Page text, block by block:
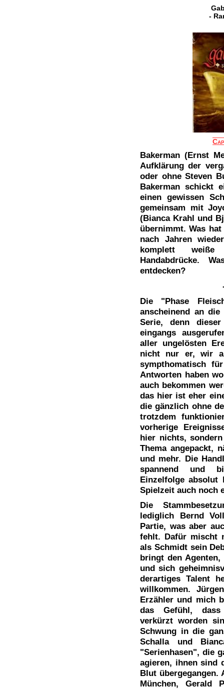
-
Bakerman (Ernst
Aufklärung der
oder ohne Steven
Bakerman schickt
einen gewissen
gemeinsam mit
(Bianca Krahl und
übernimmt. Was
nach Jahren
komplett
Handabdrücke.
entdecken?
Die "Phase
anscheinend an
Serie, denn
eingangs
aller ungelösten
nicht nur er, wir
sympthomatisch
Antworten haben
auch bekommen
das hier ist eher
die gänzlich ohne
trotzdem
vorherige
hier nichts,
Thema angepackt,
und mehr. Die
spannend und
Einzelfolge
Spielzeit auch noch
Die
lediglich Bernd
Partie, was aber
fehlt. Dafür mischt
als Schmidt sein
bringt den
und sich
derartiges Talent
willkommen.
Erzähler und mich
das Gefühl,
verkürzt worden
Schwung in die
Schalla und
"Serienhasen", die
agieren, ihnen sind
Blut übergegangen.
München, Gerald